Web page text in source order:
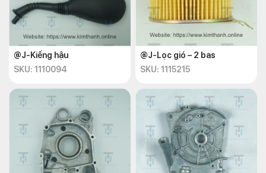
@J-Kiếng hậu
SKU: 1110094
@J-Lọc gió – 2 bas
SKU: 1115215